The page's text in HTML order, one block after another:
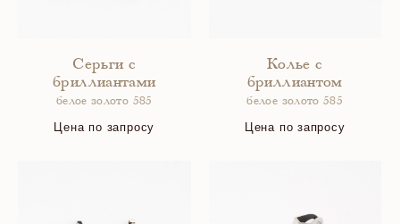
Серьги с
бриллиантами
белое золото 585
Цена по запросу
Колье с
бриллиантом
белое золото 585
Цена по запросу